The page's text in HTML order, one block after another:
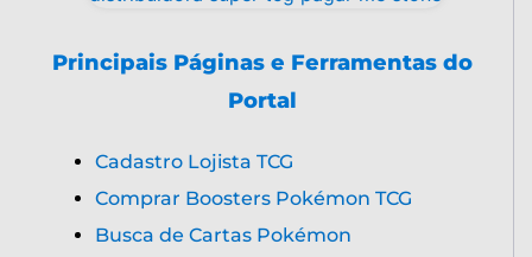
Principais Páginas e Ferramentas do
Portal
Cadastro Lojista TCG
Comprar Boosters Pokémon TCG
Busca de Cartas Pokémon